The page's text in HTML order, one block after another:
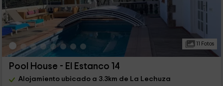
11 Fotos
Pool House - El Estanco 14
Alojamiento ubicado a 3.3km de La Lechuza